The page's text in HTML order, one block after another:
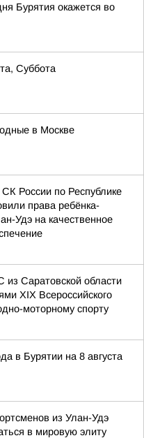
Бурятия окажется во
Суббота
в Москве
России по Республике
права ребёнка-
Удэ на качественное
Саратовской области
XIX Всероссийского
моторному спорту
в Бурятии на 8 августа
из Улан-Удэ
в мировую элиту